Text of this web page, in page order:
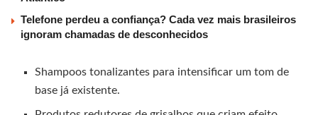
Telefone perdeu a confiança? Cada vez mais brasileiros
ignoram chamadas de desconhecidos
Shampoos tonalizantes para intensificar um tom de
base já existente.